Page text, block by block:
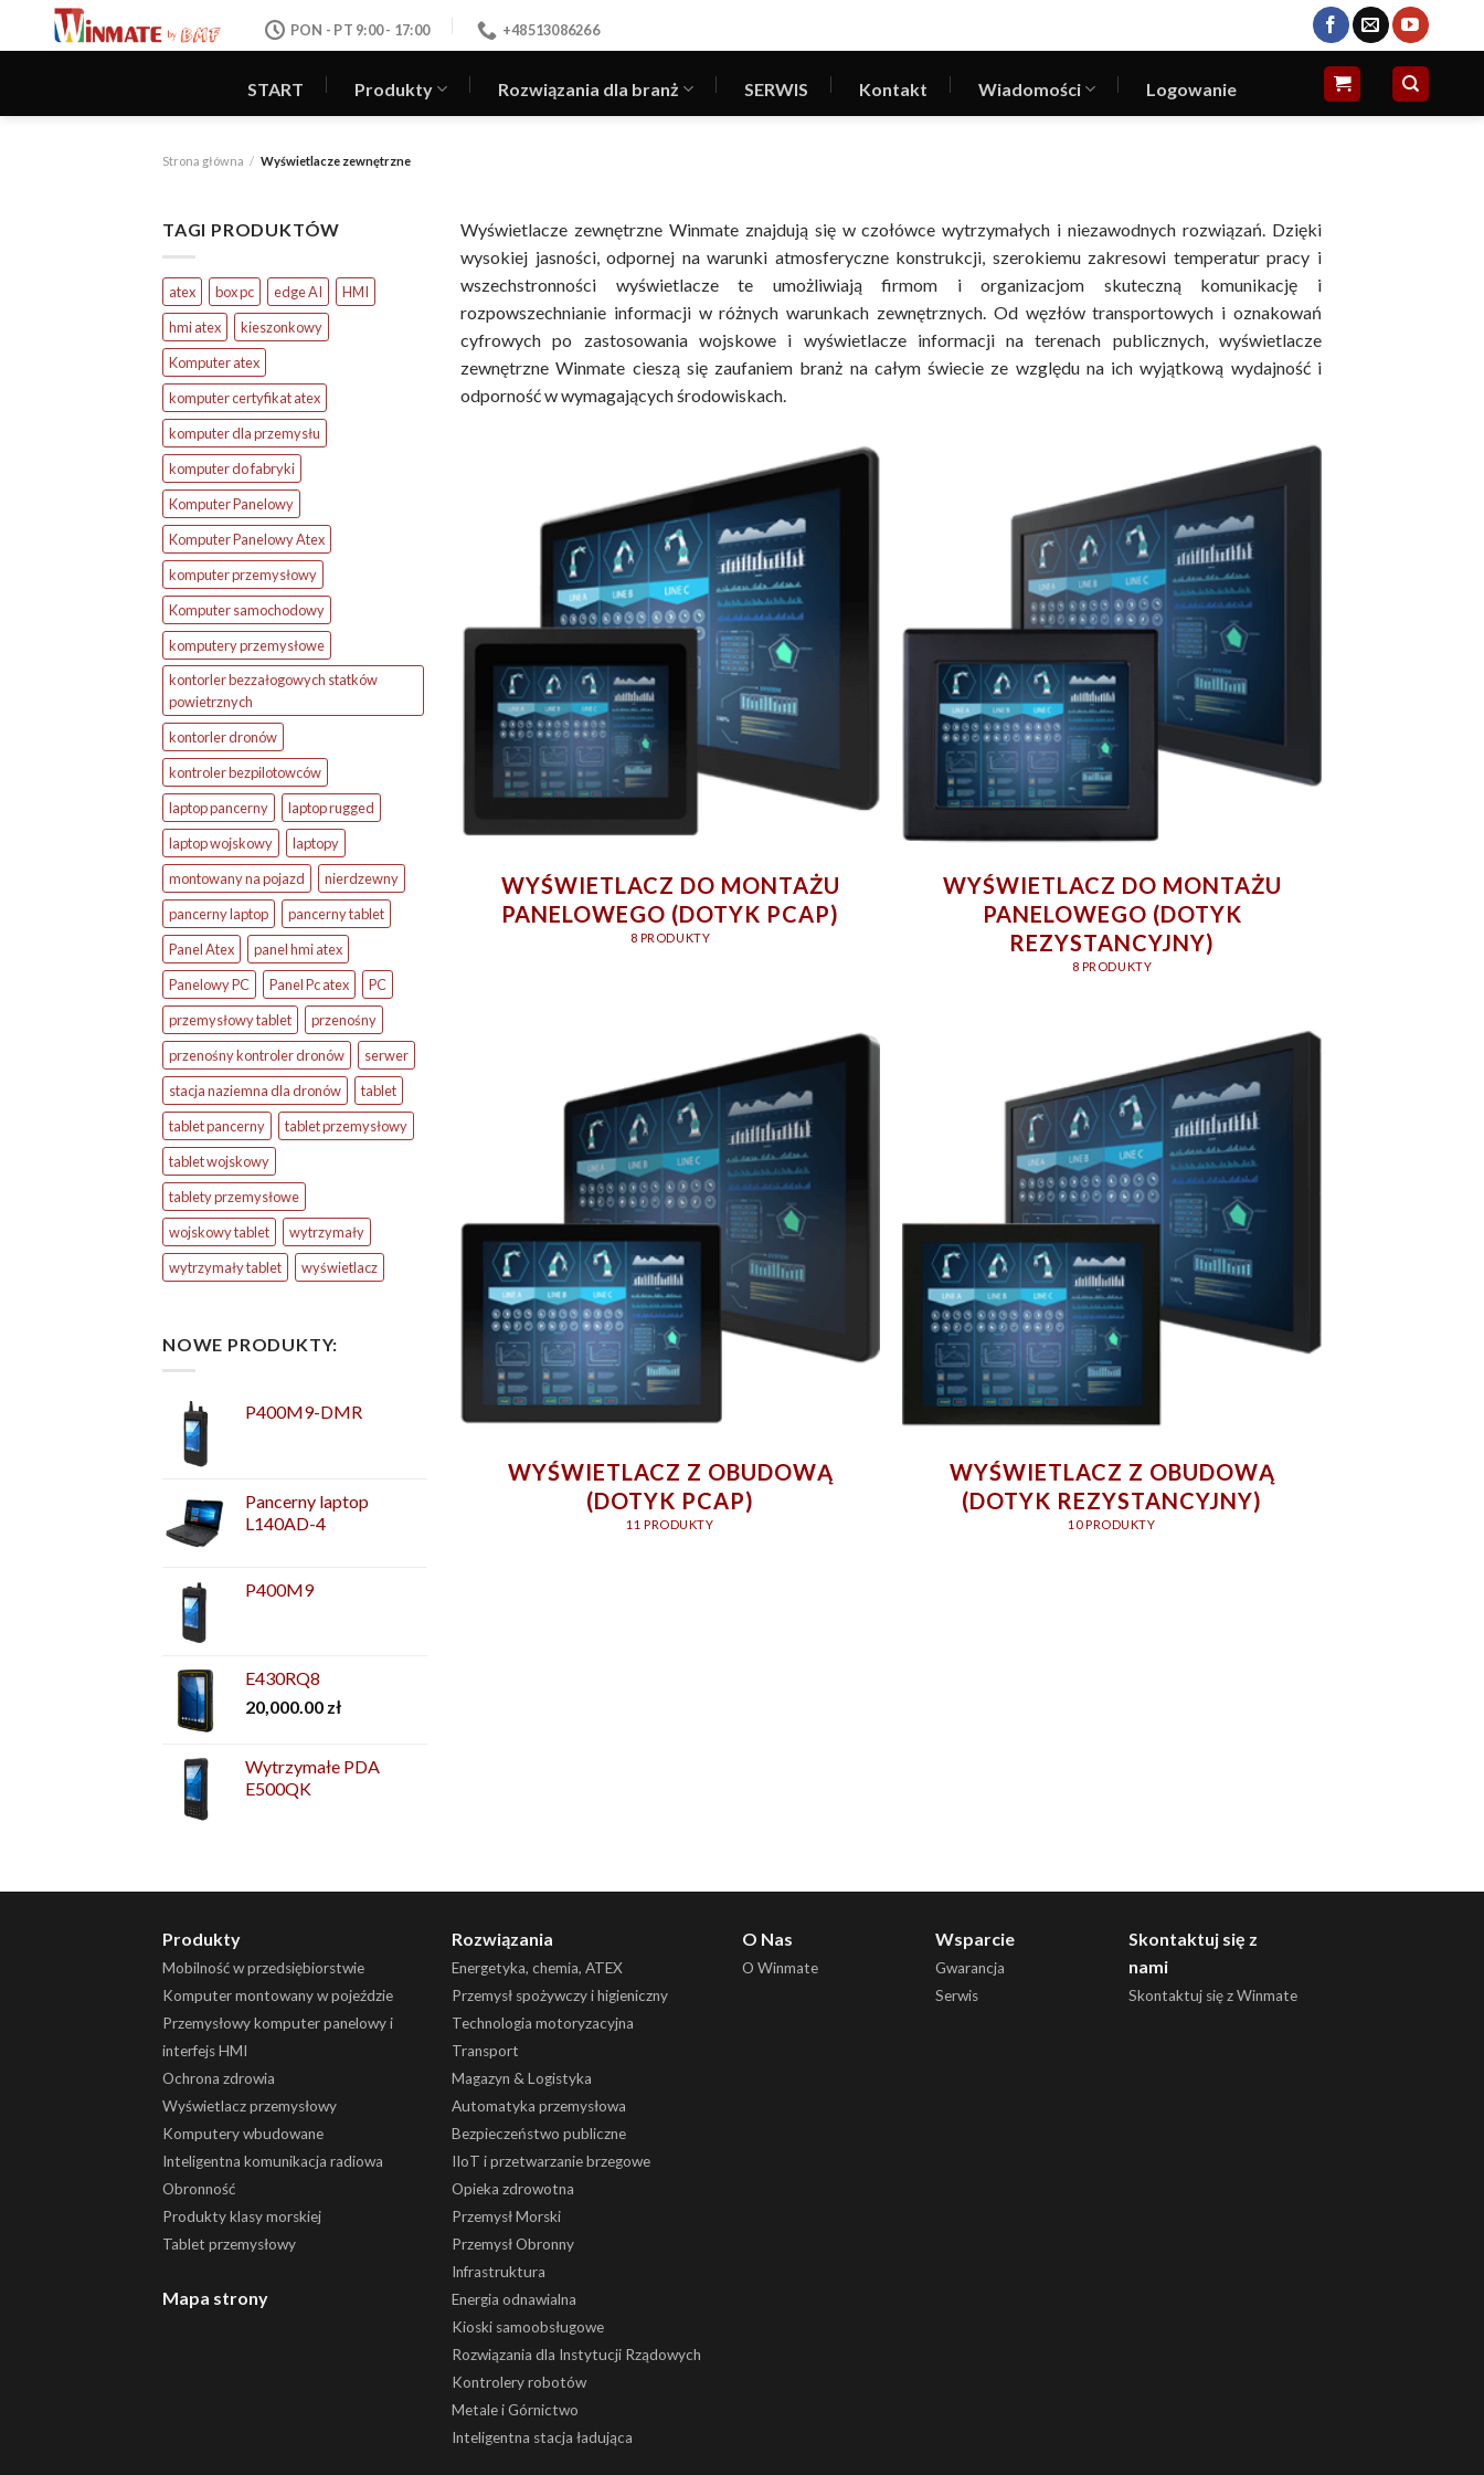
PON - PT 9:00 - 17:00 +48513086266
START Produkty Rozwiązania dla branż SERWIS Kontakt Wiadomości Logowanie
Strona główna / Wyświetlacze zewnętrzne
TAGI PRODUKTÓW
atex box pc edge AI
HMI
hmi atex
kieszonkowy
Komputer atex
komputer certyfikat atex
komputer dla przemysłu
komputer do fabryki
Komputer Panelowy
Komputer Panelowy Atex
komputer przemysłowy
Komputer samochodowy
komputery przemysłowe
kontorler bezzałogowych statków
powietrznych
kontorler dronów
kontroler bezpilotowców
laptop pancerny
laptop rugged
laptop wojskowy
laptopy
montowany na pojazd
nierdzewny
pancerny laptop
pancerny tablet
Panel Atex
panel hmi atex
Panelowy PC
Panel Pc atex
PC
przemysłowy tablet
przenośny
przenośny kontroler dronów
serwer
stacja naziemna dla dronów
tablet
tablet pancerny
tablet przemysłowy
tablet wojskowy
tablety przemysłowe
wojskowy tablet
wytrzymały
wytrzymały tablet
wyświetlacz
NOWE PRODUKTY:
P400M9-DMR
Pancerny laptop
L140AD-4
P400M9
E430RQ8
20,000.00 zł
Wytrzymałe PDA
E500QK
Wyświetlacze zewnętrzne Winmate znajdują się w czołówce wytrzymałych i niezawodnych rozwiązań. Dzięki
wysokiej jasności, odpornej na warunki atmosferyczne konstrukcji, szerokiemu zakresowi temperatur pracy i
wszechstronności wyświetlacze te umożliwiają firmom i organizacjom skuteczną komunikację i
rozpowszechnianie informacji w różnych warunkach zewnętrznych. Od węzłów transportowych i oznakowań
cyfrowych po zastosowania wojskowe i wyświetlacze informacji na terenach publicznych, wyświetlacze
zewnętrzne Winmate cieszą się zaufaniem branż na całym świecie ze względu na ich wyjątkową wydajność i
odporność w wymagających środowiskach.
WYŚWIETLACZ DO MONTAŻU
PANELOWEGO (DOTYK PCAP)
8 PRODUKTY
WYŚWIETLACZ DO MONTAŻU
PANELOWEGO (DOTYK
REZYSTANCYJNY)
8 PRODUKTY
WYŚWIETLACZ Z OBUDOWĄ
(DOTYK PCAP)
11 PRODUKTY
WYŚWIETLACZ Z OBUDOWĄ
(DOTYK REZYSTANCYJNY)
10 PRODUKTY
Produkty
Mobilność w przedsiębiorstwie
Komputer montowany w pojeździe
Przemysłowy komputer panelowy i
interfejs HMI
Ochrona zdrowia
Wyświetlacz przemysłowy
Komputery wbudowane
Inteligentna komunikacja radiowa
Obronność
Produkty klasy morskiej
Tablet przemysłowy
Mapa strony
Rozwiązania
Energetyka, chemia, ATEX
Przemysł spożywczy i higieniczny
Technologia motoryzacyjna
Transport
Magazyn & Logistyka
Automatyka przemysłowa
Bezpieczeństwo publiczne
IIoT i przetwarzanie brzegowe
Opieka zdrowotna
Przemysł Morski
Przemysł Obronny
Infrastruktura
Energia odnawialna
Kioski samoobsługowe
Rozwiązania dla Instytucji Rządowych
Kontrolery robotów
Metale i Górnictwo
Inteligentna stacja ładująca
O Nas
O Winmate
Wsparcie
Gwarancja
Serwis
Skontaktuj się z
nami
Skontaktuj się z Winmate